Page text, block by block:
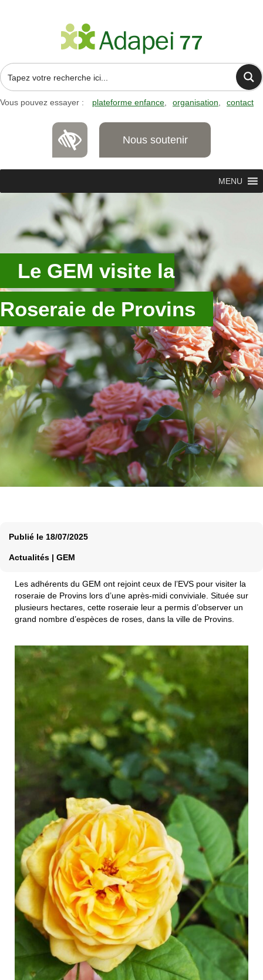
Vous pouvez essayer : plateforme enfance organisation contact
Nous soutenir
MENU
Le GEM visite la
Roseraie de Provins
Publié le 18/07/2025
Actualités | GEM
Les adhérents du GEM ont rejoint ceux de l’EVS pour visiter la
roseraie de Provins lors d’une après-midi conviviale. Située sur
plusieurs hectares, cette roseraie leur a permis d’observer un
grand nombre d’espèces de roses, dans la ville de Provins.